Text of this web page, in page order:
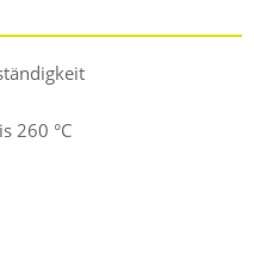
260 °C